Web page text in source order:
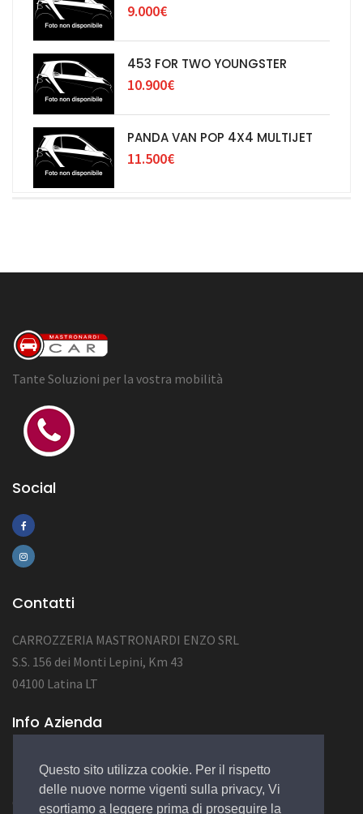
Questo sito utilizza cookie. Per il rispetto
delle nuove norme vigenti sulla privacy, Vi
esortiamo a leggere prima di proseguire la
9.000€
453 FOR TWO YOUNGSTER
10.900€
PANDA VAN POP 4X4 MULTIJET
11.500€
Tante Soluzioni per la vostra mobilità
Social
Contatti
CARROZZERIA MASTRONARDI ENZO SRL
S.S. 156 dei Monti Lepini, Km 43
04100 Latina LT
Info Azienda
NUM.REA LT-152422
CAP.SOC. 10.000,00 EURO